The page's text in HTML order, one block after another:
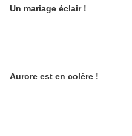
Un mariage éclair !
Aurore est en colère !